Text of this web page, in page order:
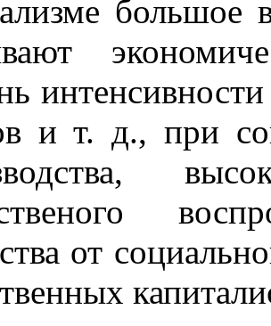
большое
и т. д., при
от